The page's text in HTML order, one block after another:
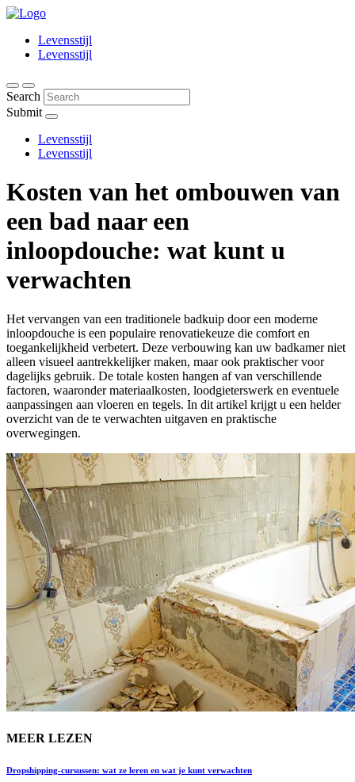
Levensstijl
Levensstijl
Search
Submit
Levensstijl
Levensstijl
Kosten van het ombouwen van
een bad naar een
inloopdouche: wat kunt u
verwachten
Het vervangen van een traditionele badkuip door een moderne
inloopdouche is een populaire renovatiekeuze die comfort en
toegankelijkheid verbetert. Deze verbouwing kan uw badkamer niet
alleen visueel aantrekkelijker maken, maar ook praktischer voor
dagelijks gebruik. De totale kosten hangen af van verschillende
factoren, waaronder materiaalkosten, loodgieterswerk en eventuele
aanpassingen aan vloeren en tegels. In dit artikel krijgt u een helder
overzicht van de te verwachten uitgaven en praktische
overwegingen.
MEER LEZEN
Dropshipping-cursussen: wat ze leren en wat je kunt verwachten